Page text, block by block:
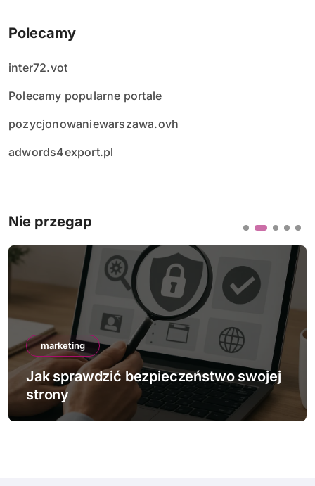
Polecamy
inter72.vot
Polecamy popularne portale
pozycjonowaniewarszawa.ovh
adwords4export.pl
Nie przegap
swojej
marketing
Jak działa mobile-